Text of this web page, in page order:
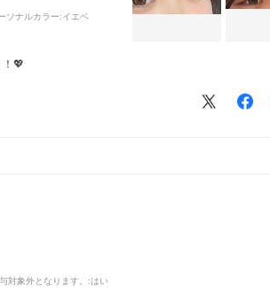
ソナルカラー:イエベ
💖
対象外となります。 :はい